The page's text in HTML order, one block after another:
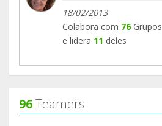
18/02/2013
Colabora com 76Grupos
e lidera 11 deles
96Teamers